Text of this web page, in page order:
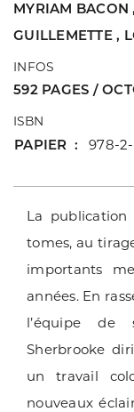
MYRIAM BACON,
GUILLEMETTE ,
INFOS
592 PAGES /
ISBN
PAPIER 978-
La
tomes, au
importants
années. En
l’équipe de
Sherbrooke
un travail
nouveaux